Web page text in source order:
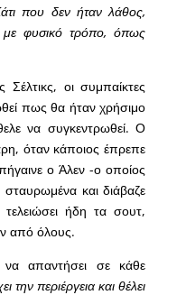
που δεν ήταν λάθος,
φυσικό τρόπο, όπως
οι συμπαίκτες
πως θα ήταν χρήσιμο
να συγκεντρωθεί. Ο
όταν κάποιος έπρεπε
ο Άλεν -ο οποίος
και διάβαζε
τελειώσει ήδη τα σουτ,
από όλους.
απαντήσει σε κάθε
την περιέργεια και θέλει